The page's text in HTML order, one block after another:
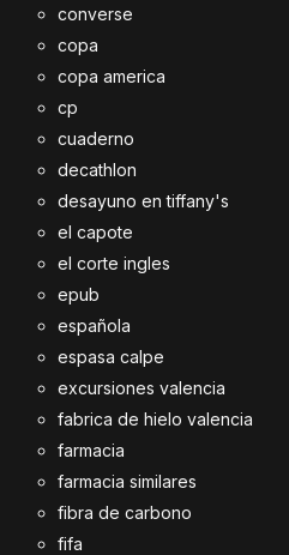
converse
copa
copa america
cp
cuaderno
decathlon
desayuno en tiffany's
el capote
el corte ingles
epub
española
espasa calpe
excursiones valencia
fabrica de hielo valencia
farmacia
farmacia similares
fibra de carbono
fifa